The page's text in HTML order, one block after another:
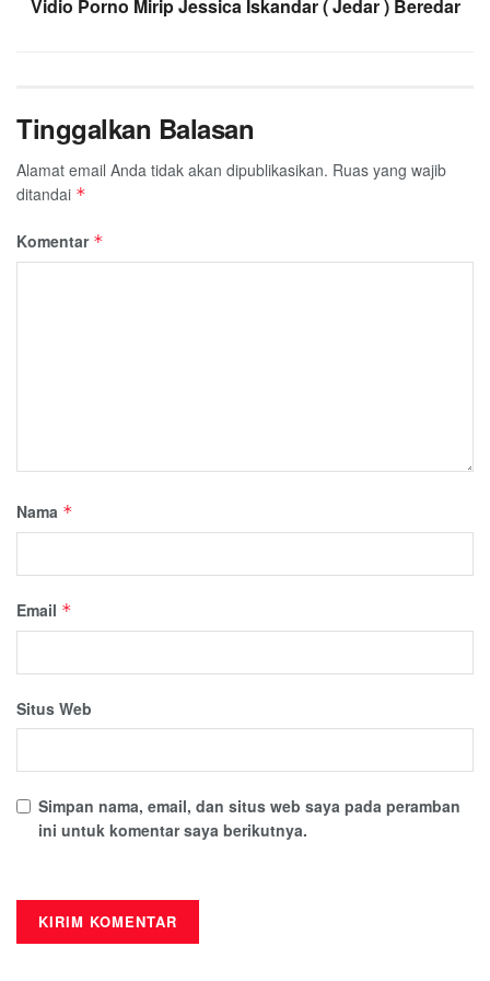
Vidio Porno Mirip Jessica Iskandar ( Jedar ) Beredar
Tinggalkan Balasan
Alamat email Anda tidak akan dipublikasikan. Ruas yang wajib
ditandai *
Komentar *
Nama *
Email *
Situs Web
Simpan nama, email, dan situs web saya pada peramban
ini untuk komentar saya berikutnya.